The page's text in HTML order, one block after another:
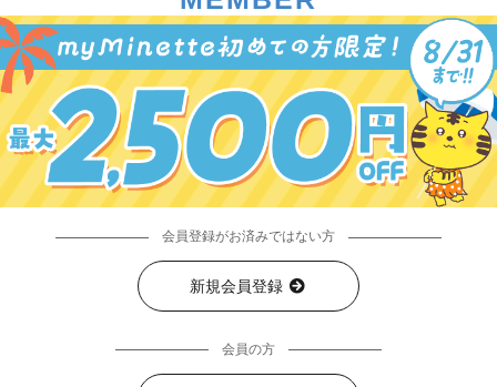
会員登録がお済みではない方
新規会員登録
会員の方